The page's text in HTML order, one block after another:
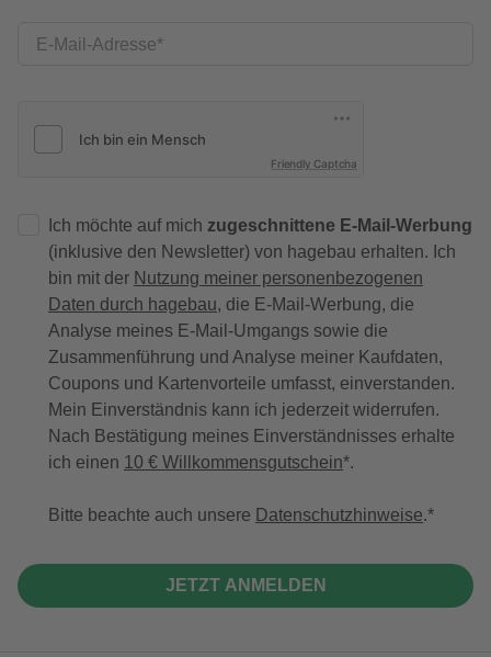
E-Mail-Adresse
Friendly Captcha
Ich möchte auf mich zugeschnittene E-Mail-Werbung
(inklusive den Newsletter) von hagebau erhalten. Ich
bin mit der Nutzung meiner personenbezogenen
Daten durch hagebau, die E-Mail-Werbung, die
Analyse meines E-Mail-Umgangs sowie die
Zusammenführung und Analyse meiner Kaufdaten,
Coupons und Kartenvorteile umfasst, einverstanden.
Mein Einverständnis kann ich jederzeit widerrufen.
Nach Bestätigung meines Einverständnisses erhalte
ich einen 10 € Willkommensgutschein*.
Bitte beachte auch unsere Datenschutzhinweise.
JETZT ANMELDEN